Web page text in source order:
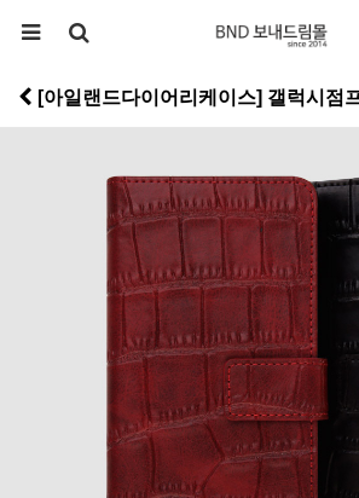
[아일랜드다이어리케이스] 갤럭시점프3